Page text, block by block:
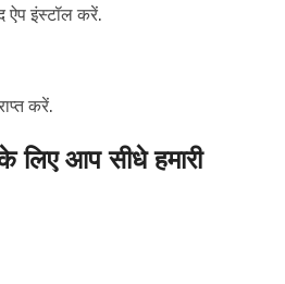
इंस्टॉल करें.
करें.
आप सीधे हमारी